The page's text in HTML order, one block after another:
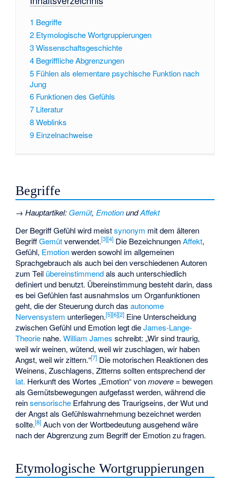
1 Begriffe
2 Etymologische Wortgruppierungen
3Wissenschaftsgeschichte
4 Begriffliche Abgrenzungen
5 Fühlen als elementare psychische Funktion nach
Jung
6 Funktionen des Gefühls
7 Literatur
8Weblinks
9 Einzelnachweise
Begriffe
→Hauptartikel: Gemüt, EmotionundAffekt
Der Begriff Gefühl wird meistsynonym mit dem älteren
BegriffGemütverwendet.[3][4] Die BezeichnungenAffekt,
Gefühl, Emotionwerden sowohl im allgemeinen
Sprachgebrauch als auch bei den verschiedenen Autoren
zum Teil übereinstimmendals auch unterschiedlich
definiert und benutzt. Übereinstimmung besteht darin, dass
es bei Gefühlen fast ausnahmslos um Organfunktionen
geht, die der Steuerung durch dasautonome
Nervensystem unterliegen.[5][6][2] Eine Unterscheidung
zwischen Gefühl und Emotion legt dieJames-Lange-
Theorie nahe.William James schreibt: „Wir sind traurig,
weil wir weinen, wütend, weil wir zuschlagen, wir haben
Angst, weil wir zittern.“[7] Die motorischen Reaktionen des
Weinens, Zuschlagens, Zitterns sollten entsprechend der
lat. Herkunft des Wortes „Emotion“ vonmovere = bewegen
alsGemütsbewegungenaufgefasst werden, während die
reinsensorische Erfahrung des Traurigseins, der Wut und
der Angst als Gefühlswahrnehmung bezeichnet werden
sollte.[8] Auch von der Wortbedeutung ausgehend wäre
nach der Abgrenzung zum Begriff der Emotion zu fragen.
Etymologische Wortgruppierungen